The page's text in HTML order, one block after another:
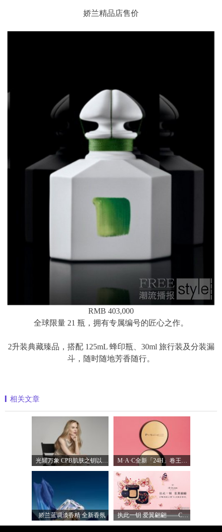
娇兰精品店售价
RMB 403,000
全球限量 21 瓶，拥有专属编号的匠心之作。
2升装典藏臻品，搭配 125mL 蜂印瓶、30ml 旅行装及分装漏
斗，随时随地芳香随行。
相关文章
光耀万象 CPB肌肤之钥以镜头记录妮可·基 M·A·C全新「24H」卷王金气垫中国首发 实
娇兰蓝调淡香精 全新香氛 执此一钥 爱翼翩翩——CPB肌肤之钥臻献